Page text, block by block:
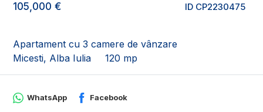
ID CP2230475
105,000 €
Apartament cu 3 camere de vânzare
Micesti, Alba Iulia
120 mp
WhatsApp Facebook